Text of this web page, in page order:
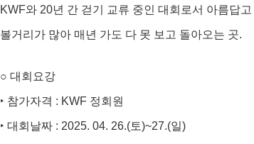
KWF와 20년 간 걷기 교류 중인 대회로서 아름답고
볼거리가 많아 매년 가도 다 못 보고 돌아오는 곳.
○ 대회요강
‣ 참가자격 : KWF 정회원
‣ 대회날짜 : 2025. 04. 26.(토)~27.(일)